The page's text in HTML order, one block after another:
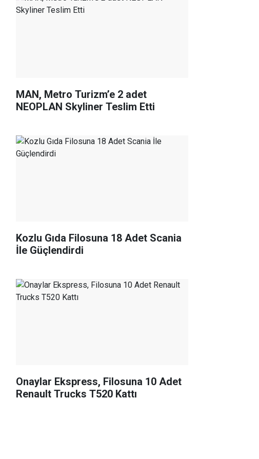
MAN, Metro Turizm’e 2 adet
NEOPLAN Skyliner Teslim Etti
Kozlu Gıda Filosuna 18 Adet Scania
İle Güçlendirdi
Onaylar Ekspress, Filosuna 10 Adet
Renault Trucks T520 Kattı